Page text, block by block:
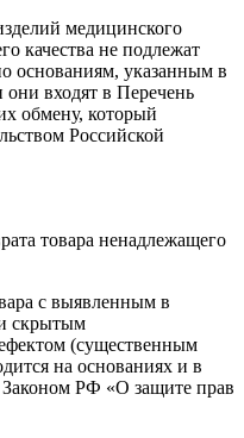
медицинского
качества не подлежат
основаниям, указанным в
они входят в Перечень
обмену, который
Российской
товара ненадлежащего
с выявленным в
скрытым
(существенным
на основаниях и в
РФ «О защите прав